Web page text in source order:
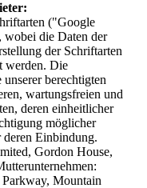
("Google
wobei die Daten der
der Schriftarten
werden. Die
berechtigten
wartungsfreien und
deren einheitlicher
möglicher
Einbindung.
Gordon House,
Mountain